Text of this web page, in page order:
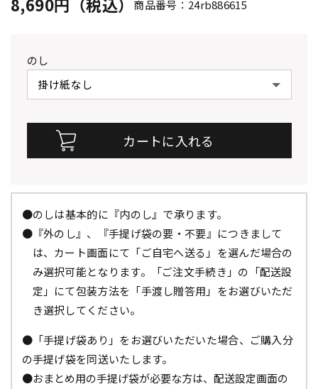
商品番号：24rb886615
のし
●のしは基本的に『内のし』で承ります。
●『外のし』、『手提げ袋の要・不要』につきまして
は、カート画面にて「ご自宅へ送る」を選んだ場合の
み選択可能となります。「ご注文手続き」の「配送設
定」にて包装方法を「手渡し贈答用」をお選びいただ
き選択してください。
●「手提げ袋あり」をお選びいただいた場合、ご購入分
の手提げ袋を同送いたします。
●おまとめ用の手提げ袋が必要な方は、配送設定画面の